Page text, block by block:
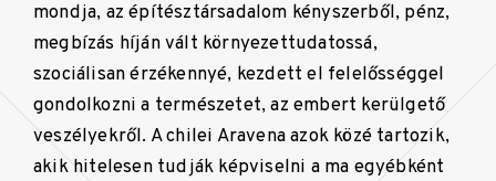
mondja, az építésztársadalom kényszerből, pénz,
megbízás híján vált környezettudatossá,
szociálisan érzékennyé, kezdett el felelősséggel
gondolkozni a természetet, az embert kerülgető
veszélyekről. A chilei Aravena azok közé tartozik,
akik hitelesen tudják képviselni a ma egyébként